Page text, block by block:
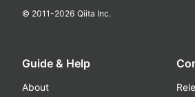
© 2011-2026 Qiita Inc.
Guide & Help
About